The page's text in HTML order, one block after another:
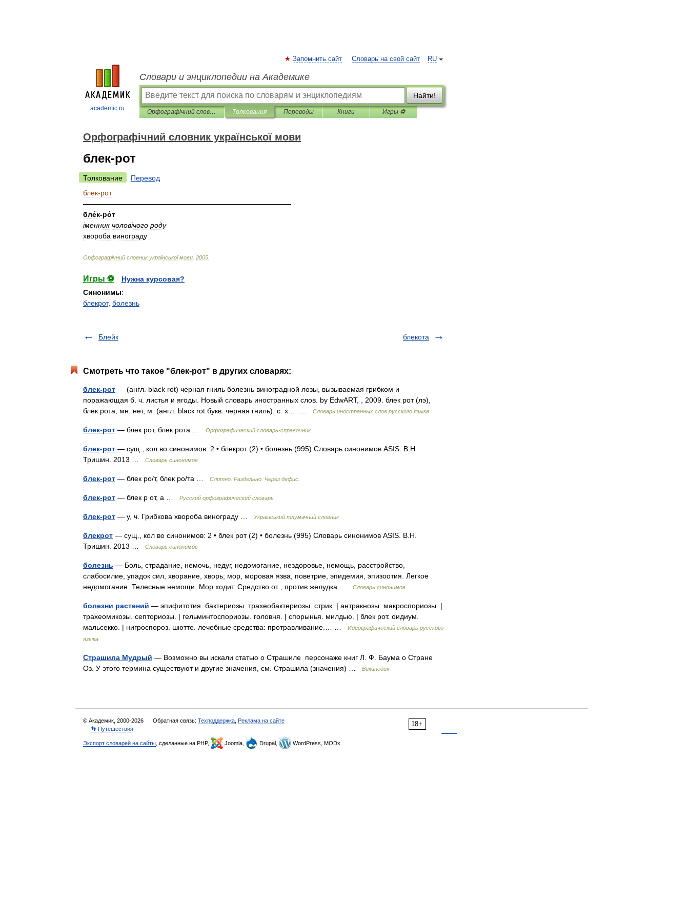
academic.ru
RU
Запомнить сайт Словарь на свой сайт
Словари и энциклопедии на Академике
Найти!
Орфографічний словник української мови Толкования Переводы Книги Игры ⚽
Орфографічний словник української мови
блек-рот
Толкование
Перевод
блек-рот
—————————————————————————————
бле́к-ро́т
іменник чоловічого роду
хвороба винограду
Орфографічний словник української мови 2005
Игры ⚽
Нужна курсовая?
Синонимы:
блекрот, болезнь
Блейк блекота
Смотреть что такое "блек-рот" в других словарях:
блек-рот — (англ. black rot) черная гниль болезнь виноградной лозы, вызываемая грибком и
поражающая б. ч. листья и ягоды. Новый словарь иностранных слов. by EdwART, , 2009. блек рот (лэ),
блек рота, мн. нет, м. (англ. blаск rot букв. черная гниль). с. х.… …
Словарь иностранных слов русского языка
блек-рот — блек рот, блек рота … Орфографический словарь-справочник
блек-рот — сущ., кол во синонимов: 2 • блекрот (2) • болезнь (995) Словарь синонимов ASIS. В.Н.
Тришин. 2013 …
Словарь синонимов
блек-рот — блек ро/т, блек ро/та … Слитно. Раздельно. Через дефис.
блек-рот — блек р от, а … Русский орфографический словарь
блек-рот — у, ч. Грибкова хвороба винограду … Український тлумачний словник
блекрот — сущ., кол во синонимов: 2 • блек рот (2) • болезнь (995) Словарь синонимов ASIS. В.Н.
Тришин. 2013 …
Словарь синонимов
болезнь — Боль, страдание, немочь, недуг, недомогание, нездоровье, немощь, расстройство,
слабосилие, упадок сил, хворание, хворь; мор, моровая язва, поветрие, эпидемия, эпизоотия. Легкое
недомогание. Телесные немощи. Мор ходит. Средство от , против желудка …
Словарь синонимов
болезни растений — эпифитотия. бактериозы. трахеобактериозы. стрик. | антракнозы. макроспориозы. |
трахеомикозы. септориозы. | гельминтоспориозы. головня. | спорынья. милдью. | блек рот. оидиум.
мальсекко. | нигроспороз. шютте. лечебные средства: протравливание.… …
Идеографический словарь русского
языка
Страшила Мудрый — Возможно вы искали статью о Страшиле персонаже книг Л. Ф. Баума о Стране
Оз. У этого термина существуют и другие значения, см. Страшила (значения) …
Википедия
18+
© Академик, 2000-2026 Обратная связь: Техподдержка Реклама на сайте
👣 Путешествия
Экспорт словарей на сайты , сделанные на PHP, Joomla, Drupal, WordPress, MODx.